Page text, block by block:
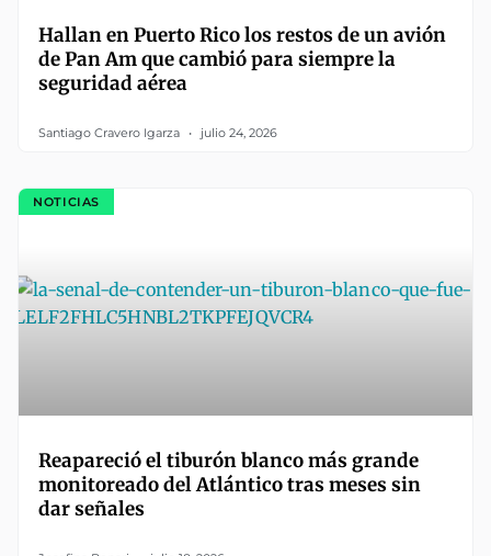
Hallan en Puerto Rico los restos de un avión
de Pan Am que cambió para siempre la
seguridad aérea
Santiago Cravero Igarza julio 24, 2026
NOTICIAS
Reapareció el tiburón blanco más grande
monitoreado del Atlántico tras meses sin
dar señales